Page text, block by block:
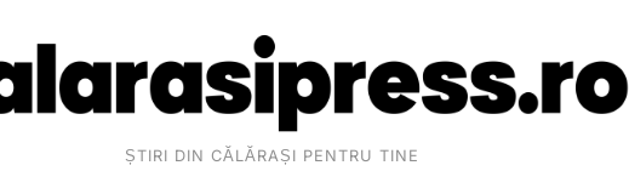
ȘTIRI DIN CĂLĂRAȘI PENTRU TINE